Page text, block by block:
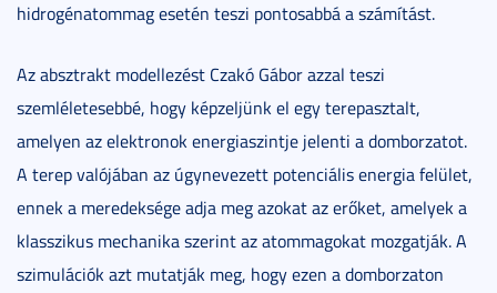
hidrogénatommag esetén teszi pontosabbá a számítást.
Az absztrakt modellezést Czakó Gábor azzal teszi
szemléletesebbé, hogy képzeljünk el egy terepasztalt,
amelyen az elektronok energiaszintje jelenti a domborzatot.
A terep valójában az úgynevezett potenciális energia felület,
ennek a meredeksége adja meg azokat az erőket, amelyek a
klasszikus mechanika szerint az atommagokat mozgatják. A
szimulációk azt mutatják meg, hogy ezen a domborzaton